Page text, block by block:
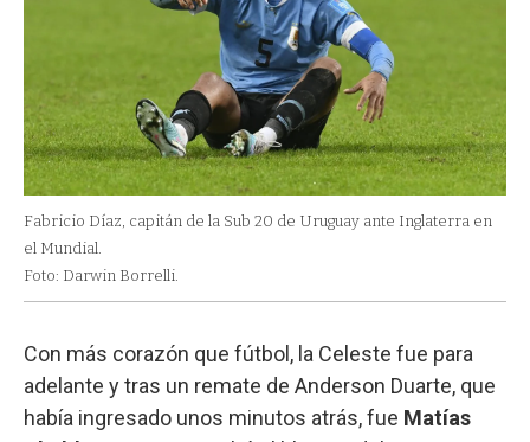
Fabricio Díaz, capitán de la Sub 20 de Uruguay ante Inglaterra en
el Mundial.
Foto: Darwin Borrelli.
Con más corazón que fútbol, la Celeste fue para
adelante y tras un remate de Anderson Duarte, que
había ingresado unos minutos atrás, fue Matías